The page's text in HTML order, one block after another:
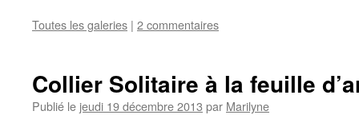
Toutes les galeries | 2 commentaires
Collier Solitaire à la feuille
Publié le jeudi 19 décembre 2013 par Marilyne